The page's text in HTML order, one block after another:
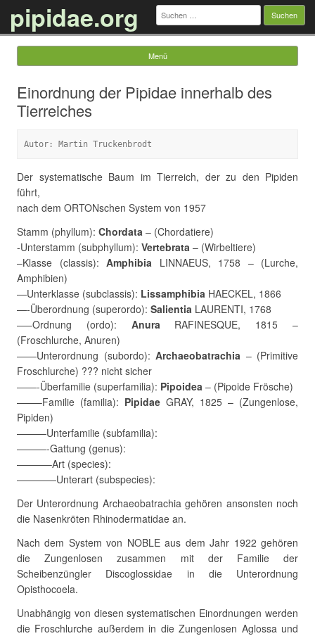
pipidae.org Suchen
nach:
Menü
Einordnung der Pipidae innerhalb des
Tierreiches
Autor: Martin Truckenbrodt
Der systematische Baum im Tierreich, der zu den Pipiden
führt,
nach dem ORTONschen System von 1957
Stamm (phyllum): Chordata – (Chordatiere)
-Unterstamm (subphyllum): Vertebrata – (Wirbeltiere)
–Klasse (classis): Amphibia LINNAEUS, 1758 – (Lurche,
Amphibien)
—Unterklasse (subclassis): Lissamphibia HAECKEL, 1866
—-Überordnung (superordo): Salientia LAURENTI, 1768
—–Ordnung (ordo): AnuraRAFINESQUE, 1815 –
(Froschlurche, Anuren)
——Unterordnung (subordo): Archaeobatrachia – (Primitive
Froschlurche) ??? nicht sicher
——-Überfamilie (superfamilia): Pipoidea – (Pipoide Frösche)
——–Familie (familia): Pipidae GRAY, 1825 – (Zungenlose,
Pipiden)
———Unterfamilie (subfamilia):
———-Gattung (genus):
———–Art (species):
————Unterart (subspecies):
Der Unterordnung Archaeobatrachia gehören ansonsten noch
die Nasenkröten Rhinodermatidae an.
Nach dem System von NOBLE aus dem Jahr 1922 gehören
die Zungenlosen zusammen mit der Familie der
Scheibenzüngler Discoglossidae in die Unterordnung
Opisthocoela.
Unabhängig von diesen systematischen Einordnungen werden
die Froschlurche außerdem in die Zungenlosen Aglossa und